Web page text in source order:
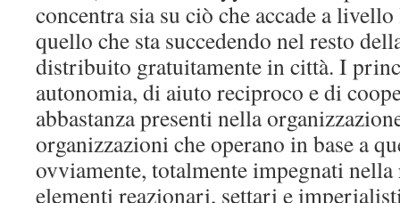
concentra sia su ciò che accade a
quello che sta succedendo nel resto
distribuito gratuitamente in città. I
autonomia, di aiuto reciproco e di
abbastanza presenti nella
organizzazioni che operano in base a
ovviamente, totalmente impegnati
elementi reazionari, settari e